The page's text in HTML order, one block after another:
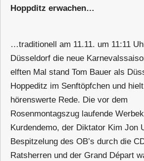
Hoppditz erwachen…
…traditionell am 11.11. um 11:11
Düsseldorf die neue
elften Mal stand Tom Bauer als
Hoppeditz im Senftöpfchen und
hörenswerte Rede. Die vor dem
Rosenmontagszug laufende
Kurdendemo, der Diktator Kim Jon
Bespitzelung des OB’s durch die
Ratsherren und der Grand Départ